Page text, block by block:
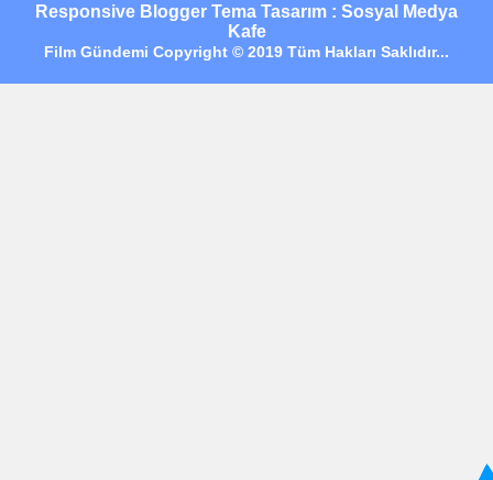
Responsive Blogger Tema Tasarım : Sosyal Medya
Kafe
Film Gündemi Copyright © 2019 Tüm Hakları Saklıdır...